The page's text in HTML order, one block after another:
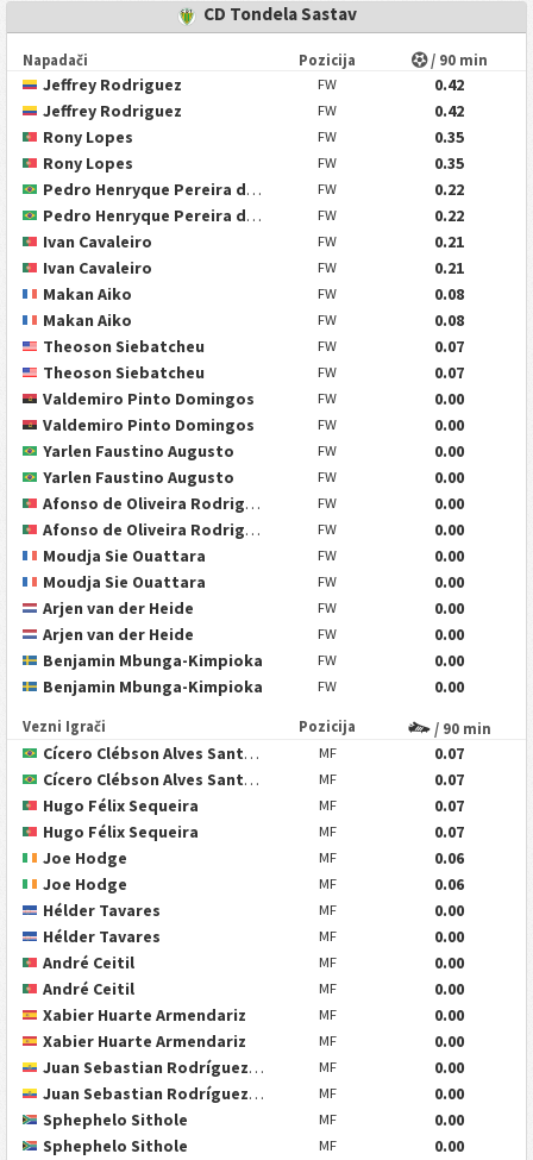
CD Tondela Sastav
Napadači Pozicija / 90 min
Jeffrey Rodriguez FW
0.42
Jeffrey Rodriguez
FW
0.42
Rony Lopes
FW
0.35
Rony Lopes
FW
0.35
Pedro Henryque Pereira dos Santos
FW
0.22
Pedro Henryque Pereira dos Santos
FW
0.22
Ivan Cavaleiro
FW
0.21
Ivan Cavaleiro
FW
0.21
Makan Aiko
FW
0.08
Makan Aiko
FW
0.08
Theoson Siebatcheu
FW
0.07
Theoson Siebatcheu
FW
0.07
Valdemiro Pinto Domingos
FW
0.00
Valdemiro Pinto Domingos
FW
0.00
Yarlen Faustino Augusto
FW
0.00
Yarlen Faustino Augusto
FW
0.00
Afonso de Oliveira Rodrigues
FW
0.00
Afonso de Oliveira Rodrigues
FW
0.00
Moudja Sie Ouattara
FW
0.00
Moudja Sie Ouattara
FW
0.00
Arjen van der Heide
FW
0.00
Arjen van der Heide
FW
0.00
Benjamin Mbunga-Kimpioka
FW
0.00
Benjamin Mbunga-Kimpioka
FW 0.00
Vezni Igrači Pozicija / 90 min
Cícero Clébson Alves Santana MF
0.07
Cícero Clébson Alves Santana
MF
0.07
Hugo Félix Sequeira
MF
0.07
Hugo Félix Sequeira
MF
0.07
Joe Hodge
MF
0.06
Joe Hodge
MF
0.06
Hélder Tavares
MF
0.00
Hélder Tavares
MF
0.00
André Ceitil
MF
0.00
André Ceitil
MF
0.00
Xabier Huarte Armendariz
MF
0.00
Xabier Huarte Armendariz
MF
0.00
Juan Sebastian Rodríguez López
MF
0.00
Juan Sebastian Rodríguez López
MF
0.00
Sphephelo Sithole
MF
0.00
Sphephelo Sithole
MF 0.00